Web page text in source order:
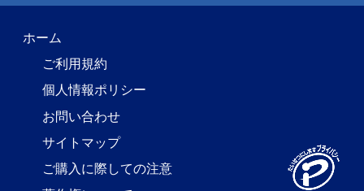
ホーム
ご利用規約
個人情報ポリシー
お問い合わせ
サイトマップ
ご購入に際しての注意